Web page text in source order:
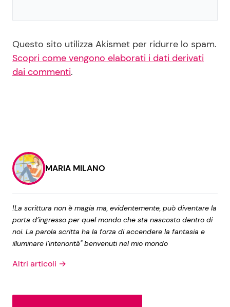
Questo sito utilizza Akismet per ridurre lo spam.
Scopri come vengono elaborati i dati derivati
dai commenti.
MARIA MILANO
!La scrittura non è magia ma, evidentemente, può diventare la
porta d’ingresso per quel mondo che sta nascosto dentro di
noi. La parola scritta ha la forza di accendere la fantasia e
illuminare l’interiorità" benvenuti nel mio mondo
Altri articoli →